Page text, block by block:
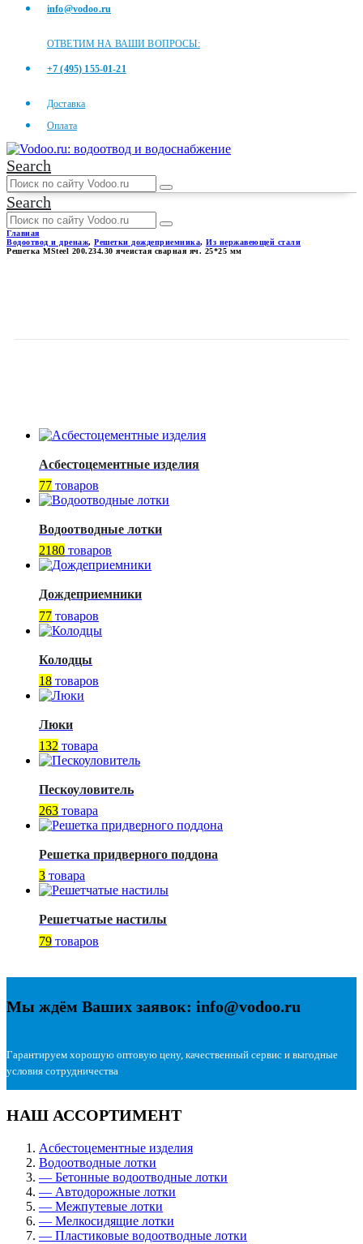
info@vodoo.ru
ОТВЕТИМ НА ВАШИ ВОПРОСЫ:
+7 (495) 155-01-21
Доставка
Оплата
Search
Search
Главная
Водоотвод и дренаж, Решетки дождеприемника, Из нержавеющей стали
Решетка MSteel 200.234.30 ячеистая сварная яч. 25*25 мм
Асбестоцементные изделия
77 товаров
Водоотводные лотки
2180 товаров
Дождеприемники
77 товаров
Колодцы
18 товаров
Люки
132 товара
Пескоуловитель
263 товара
Решетка придверного поддона
3 товара
Решетчатые настилы
79 товаров
Мы ждём Ваших заявок: info@vodoo.ru
Гарантируем хорошую оптовую цену, качественный сервис и выгодные
условия сотрудничества
НАШ АССОРТИМЕНТ
Асбестоцементные изделия
Водоотводные лотки
— Бетонные водоотводные лотки
— Автодорожные лотки
— Межпутевые лотки
— Мелкосидящие лотки
— Пластиковые водоотводные лотки